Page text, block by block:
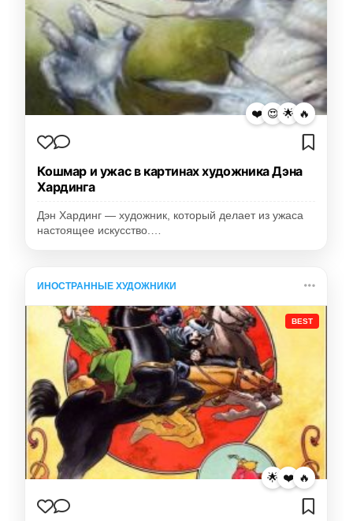
❤️ 😍 🌟 🔥
Кошмар и ужас в картинах художника Дэна
Хардинга
Дэн Хардинг — художник, который делает из ужаса
настоящее искусство.…
ИНОСТРАННЫЕ ХУДОЖНИКИ
BEST
🌟 ❤️ 🔥